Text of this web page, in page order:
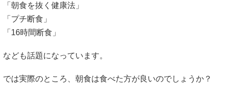
「朝食を抜く健康法」
「プチ断食」
「16時間断食」
なども話題になっています。
では実際のところ、朝食は食べた方が良いのでしょうか？